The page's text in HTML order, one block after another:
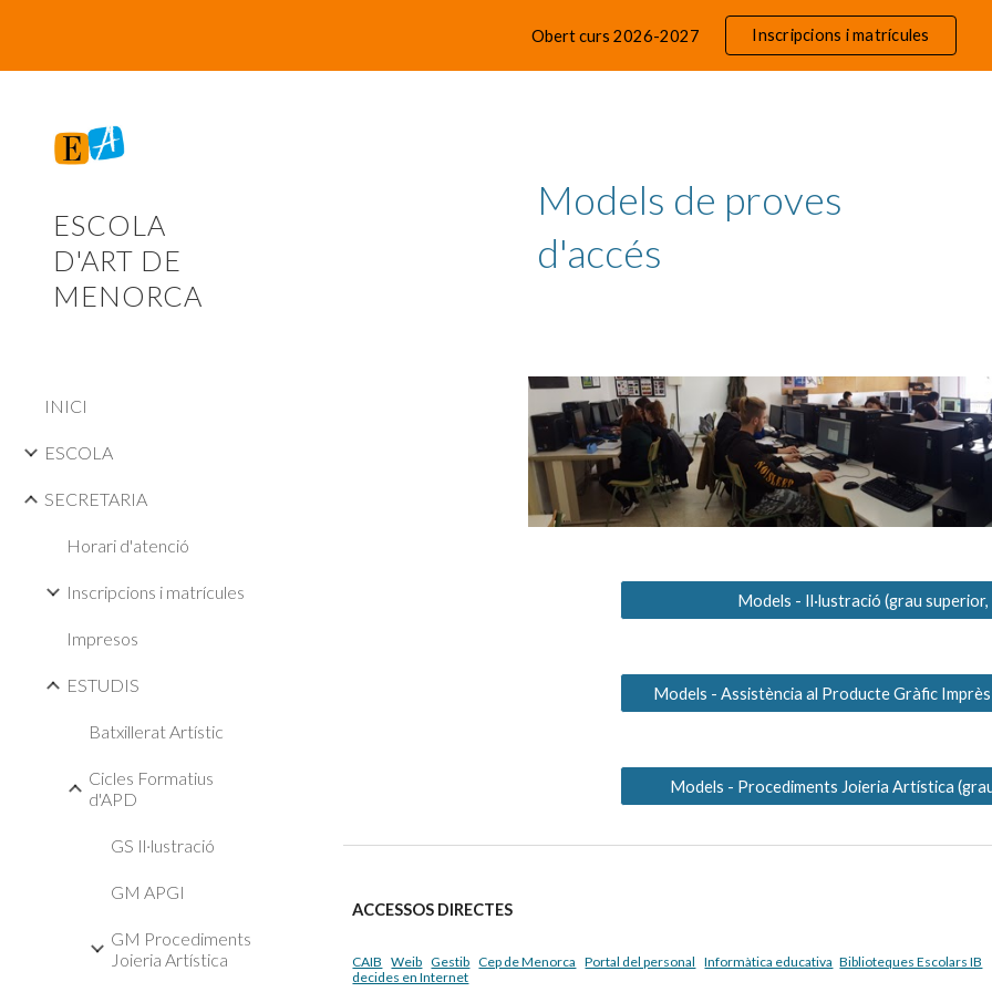
Skip to main content Skip to
Obert curs 2026-2027 Inscripcions i matrícules
ESCOLA
D'ART DE
MENORCA
INICI
ESCOLA
SECRETARIA
Horari d'atenció
Inscripcions i matrícules
Impresos
ESTUDIS
Batxillerat Artístic
Cicles Formatius
d'APD
GS Il·lustració
GM APGI
GM Procediments
Joieria Artística
Models de proves
d'accés
Models - Il·lustració (grau superior,
Models - Assistència al Producte Gràfic Imprès
Models - Procediments Joieria Artística
ACCESSOS DIRECTES
CAIB Weib Gestib Cep de Menorca Portal del personal Informàtica educativa Biblioteques Escolars IB
decides en Internet